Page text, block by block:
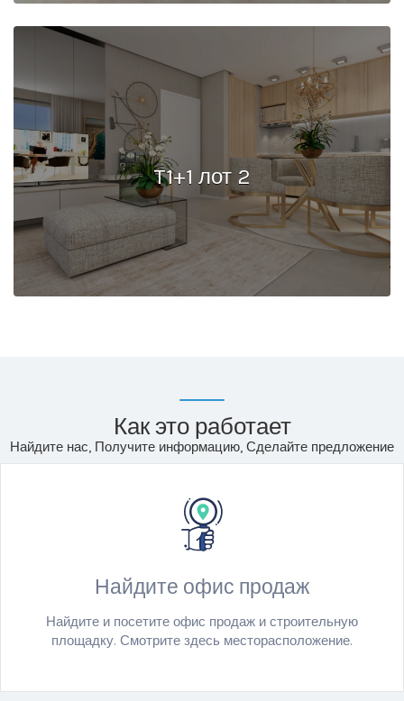
T1+1 лот 2
Как это работает
Найдите нас, Получите информацию, Сделайте предложение
Найдите офис продаж
Найдите и посетите офис продаж и строительную
площадку. Смотрите здесь месторасположение.